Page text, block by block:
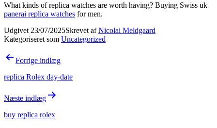
What kinds of replica watches are worth having? Buying Swiss uk
panerai replica watches for men.
Udgivet 23/07/2025Skrevet afNicolai Meldgaard
Kategoriseret som Uncategorized
Indlægsnavigation
Forrige indlæg
replica Rolex day-date
Næste indlæg
buy replica rolex